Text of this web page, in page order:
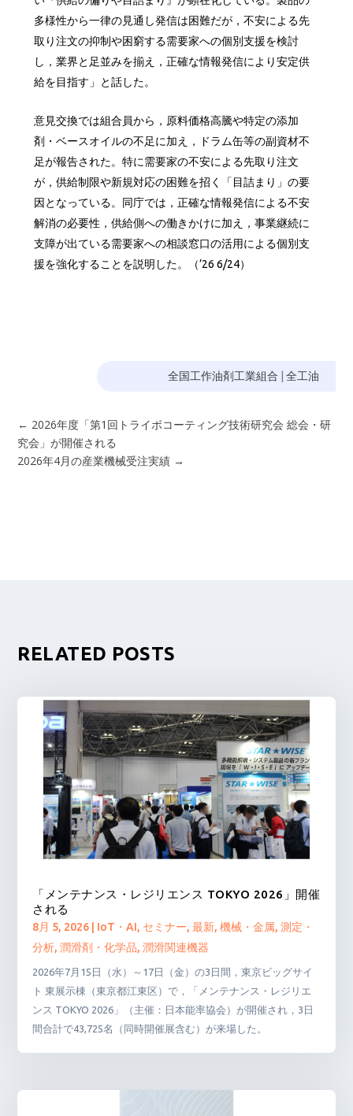
多様性から一律の見通し発信は困難だが，不安による先
取り注文の抑制や困窮する需要家への個別支援を検討
し，業界と足並みを揃え，正確な情報発信により安定供
給を目指す」と話した。
意見交換では組合員から，原料価格高騰や特定の添加
剤・ベースオイルの不足に加え，ドラム缶等の副資材不
足が報告された。特に需要家の不安による先取り注文
が，供給制限や新規対応の困難を招く「目詰まり」の要
因となっている。同庁では，正確な情報発信による不安
解消の必要性，供給側への働きかけに加え，事業継続に
支障が出ている需要家への相談窓口の活用による個別支
援を強化することを説明した。（’26 6/24）
全国工作油剤工業組合 | 全工油
← 2026年度「第1回トライボコーティング技術研究会 総会・研
究会」が開催される
2026年4月の産業機械受注実績 →
RELATED POSTS
「メンテナンス・レジリエンス TOKYO 2026」開催
される
8月 5, 2026 IoT・AI, セミナー,最新,機械・金属,測定・
分析,潤滑剤・化学品,潤滑関連機器
2026年7月15日（水）～17日（金）の3日間，東京ビッグサイ
ト 東展示棟（東京都江東区）で，「メンテナンス・レジリエ
ンス TOKYO 2026」（主催：日本能率協会）が開催され，3日
間合計で43,725名（同時開催展含む）が来場した。